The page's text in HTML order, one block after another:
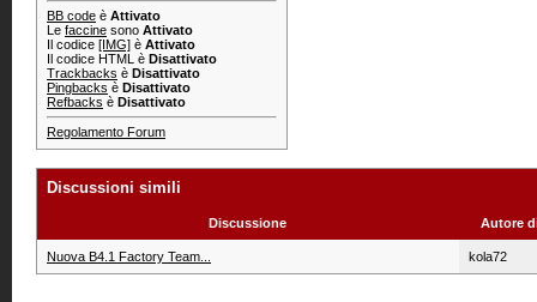
BB code è Attivato
Le faccine sono Attivato
Il codice [IMG] è Attivato
Il codice HTML è Disattivato
Trackbacks è Disattivato
Pingbacks è Disattivato
Refbacks è Disattivato
Regolamento Forum
Discussioni simili
Discussione Autore
Nuova B4.1 Factory Team... kola72